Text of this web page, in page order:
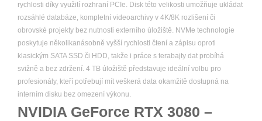
rychlosti díky využití rozhraní PCIe. Disk této velikosti umožňuje ukládat
rozsáhlé databáze, kompletní videoarchivy v 4K/8K rozlišení či
obrovské projekty bez nutnosti externího úložiště. NVMe technologie
poskytuje několikanásobně vyšší rychlosti čtení a zápisu oproti
klasickým SATA SSD či HDD, takže i práce s terabajty dat probíhá
svižně a bez zdržení. 4 TB úložiště představuje ideální volbu pro
profesionály, kteří potřebují mít veškerá data okamžitě dostupná na
interním disku bez omezení výkonu.
NVIDIA GeForce RTX 3080 –